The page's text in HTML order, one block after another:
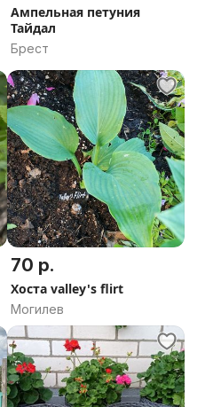
Ампельная петуния
Тайдал
Брест
70 р.
Хоста valley's flirt
Могилев